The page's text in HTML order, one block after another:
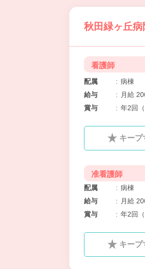
秋田緑ヶ丘
看護師
配属 : 病棟
給与
:
月給
賞与
: 年2回
キープ
准看護師
配属 : 病棟
給与
:
月給
賞与
: 年2回
キープ